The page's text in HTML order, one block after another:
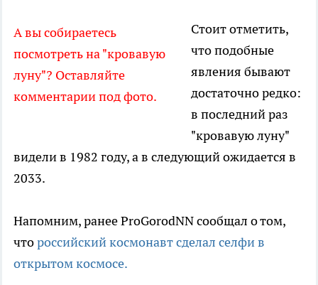
А вы собираетесь
посмотреть на "кровавую
луну"? Оставляйте
комментарии под фото.
Стоит отметить,
что подобные
явления бывают
достаточно редко:
в последний раз
"кровавую луну"
видели в 1982 году, а в следующий ожидается в
2033.
Напомним, ранее ProGorodNN сообщал о том,
чтороссийский космонавт сделал селфи в
открытом космосе.